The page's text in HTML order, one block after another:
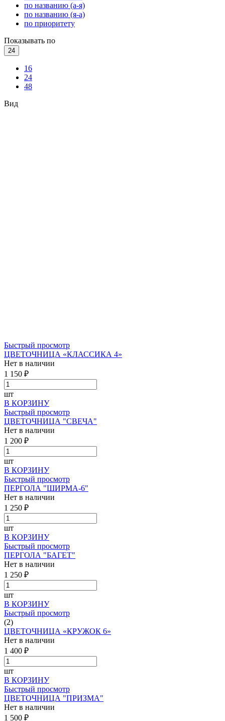
по названию (а-я)
по названию (я-а)
по приоритету
Показывать по
24
16
24
48
Вид
Быстрый просмотр
ЦВЕТОЧНИЦА «КЛАССИКА 4»
Нет в наличии
1 150 ₽
шт
В КОРЗИНУ
Быстрый просмотр
ЦВЕТОЧНИЦА "СВЕЧА"
Нет в наличии
1 200 ₽
шт
В КОРЗИНУ
Быстрый просмотр
ПЕРГОЛА "ШИРМА-6"
Нет в наличии
1 250 ₽
шт
В КОРЗИНУ
Быстрый просмотр
ПЕРГОЛА "БАГЕТ"
Нет в наличии
1 250 ₽
шт
В КОРЗИНУ
Быстрый просмотр
(2)
ЦВЕТОЧНИЦА «КРУЖОК 6»
Нет в наличии
1 400 ₽
шт
В КОРЗИНУ
Быстрый просмотр
ЦВЕТОЧНИЦА "ПРИЗМА"
Нет в наличии
1 500 ₽